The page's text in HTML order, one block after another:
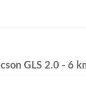
GLS 2.0 - 6